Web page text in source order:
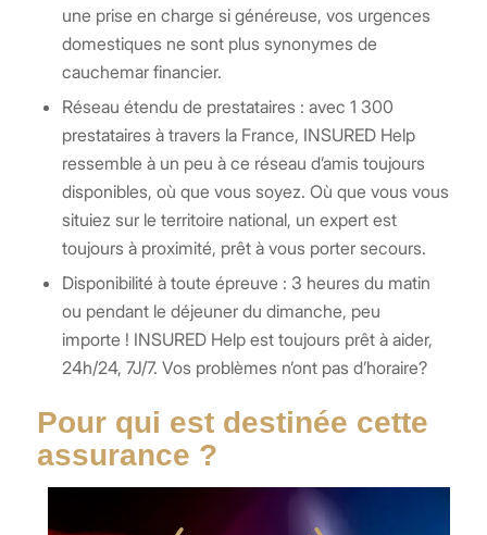
une prise en charge si généreuse, vos urgences
domestiques ne sont plus synonymes de
cauchemar financier.
Réseau étendu de prestataires : avec 1 300
prestataires à travers la France, INSURED Help
ressemble à un peu à ce réseau d’amis toujours
disponibles, où que vous soyez. Où que vous vous
situiez sur le territoire national, un expert est
toujours à proximité, prêt à vous porter secours.
Disponibilité à toute épreuve : 3 heures du matin
ou pendant le déjeuner du dimanche, peu
importe ! INSURED Help est toujours prêt à aider,
24h/24, 7J/7. Vos problèmes n’ont pas d’horaire?
Pour qui est destinée cette
assurance ?